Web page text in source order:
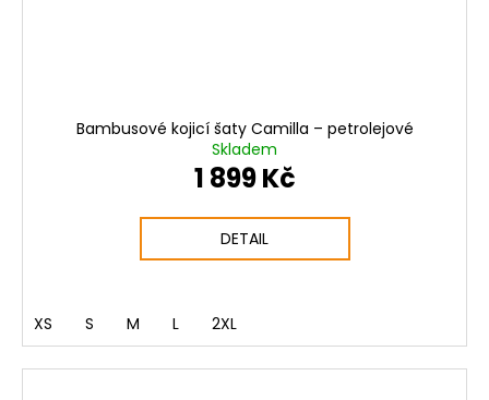
Bambusové kojicí šaty Camilla – petrolejové
Skladem
1 899 Kč
DETAIL
XS S M L 2XL